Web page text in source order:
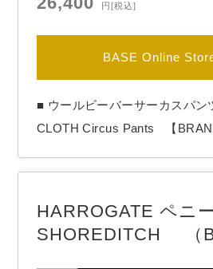
円 [税込]
BASE Online
■ ウールビーバーサーカスパン
CLOTH Circus Pants 【BRAND】 HARVESTY /
の「WOOL BEAVER CLOTH
ビーバークロスのタイプが入
ッ…
HARROGATE ペニ
SHOREDITCH （